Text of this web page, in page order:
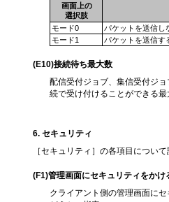
画面上の
選択肢
モード0
パケットを送信し
モード1
パケットを送信す
(E10)接続待ち最大数
配信受付ジョブ、集信受付ジ
続で受け付けることができる最
6. セキュリティ
［セキュリティ］の各項目について
(F1)管理画面にセキュリティをかけ
クライアント側の管理画面に